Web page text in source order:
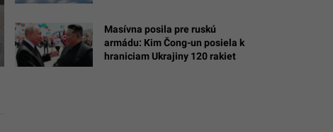
@alexeyzhilkin
Masívna posila pre ruskú
armádu: Kim Čong-un posiela k
hraniciam Ukrajiny 120 rakiet